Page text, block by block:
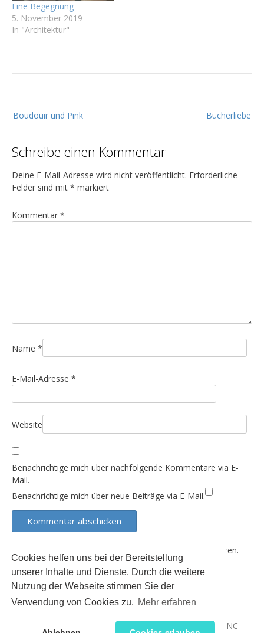
Cookies helfen uns bei der Bereitstellung
unserer Inhalte und Dienste. Durch die weitere
Nutzung der Webseite stimmen Sie der
Verwendung von Cookies zu. Mehr erfahren
Eine Begegnung
5. November 2019
In "Architektur"
e
t
r
a
s
a
i
o
n
Bücherliebe
Boudouir und Pink
Schreibe einen Kommentar
Deine E-Mail-Adresse wird nicht veröffentlicht. Erforderliche
Felder sind mit * markiert
Kommentar *
Name *
E-Mail-Adresse *
Website
Benachrichtige mich über nachfolgende Kommentare via E-
Mail.
Benachrichtige mich über neue Beiträge via E-Mail.
Diese Website verwendet Akismet, um Spam zu reduzieren.
Erfahre, wie deine Kommentardaten verarbeitet werden.
gekennzeichnet) der Creative Commons 3.0 Lizenz (BY-NC-